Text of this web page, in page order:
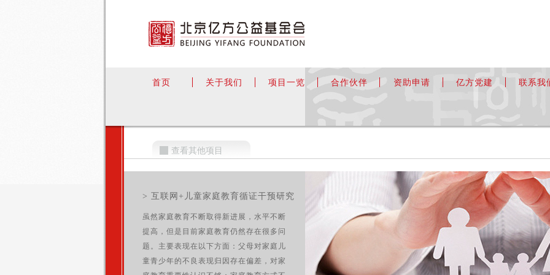
首页 关于我们 项目一览 合作伙伴 资助申请 亿方党建 联系我
查看其他项目
> 互联网+儿童家庭教育循证干预研究
虽然家庭教育不断取得新进展，水平不断
提高，但是目前家庭教育仍然存在很多问
题。主要表现在以下方面：父母对家庭儿
童青少年的不良表现归因存在偏差，对家